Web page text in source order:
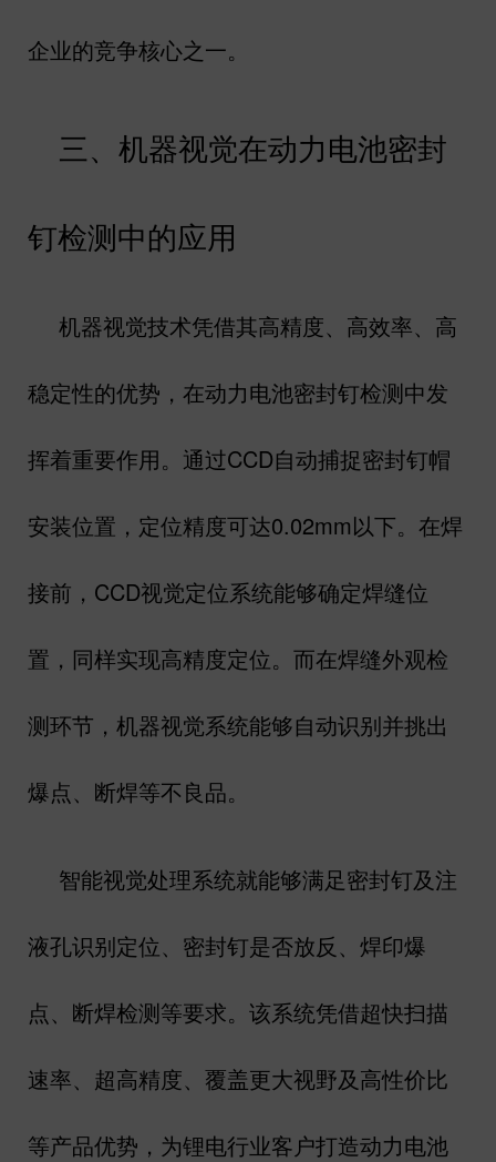
企业的竞争核心之一。
三、机器视觉在动力电池密封
钉检测中的应用
机器视觉技术凭借其高精度、高效率、高
稳定性的优势，在动力电池密封钉检测中发
挥着重要作用。通过CCD自动捕捉密封钉帽
安装位置，定位精度可达0.02mm以下。在焊
接前， CCD视觉定位系统能够确定焊缝位
置，同样实现高精度定位。而在焊缝外观检
测环节，机器视觉系统能够自动识别并挑出
爆点、断焊等不良品。
智能视觉处理系统就能够满足密封钉及注
液孔识别定位、密封钉是否放反、焊印爆
点、断焊检测等要求。该系统凭借超快扫描
速率、超高精度、覆盖更大视野及高性价比
等产品优势，为锂电行业客户打造动力电池